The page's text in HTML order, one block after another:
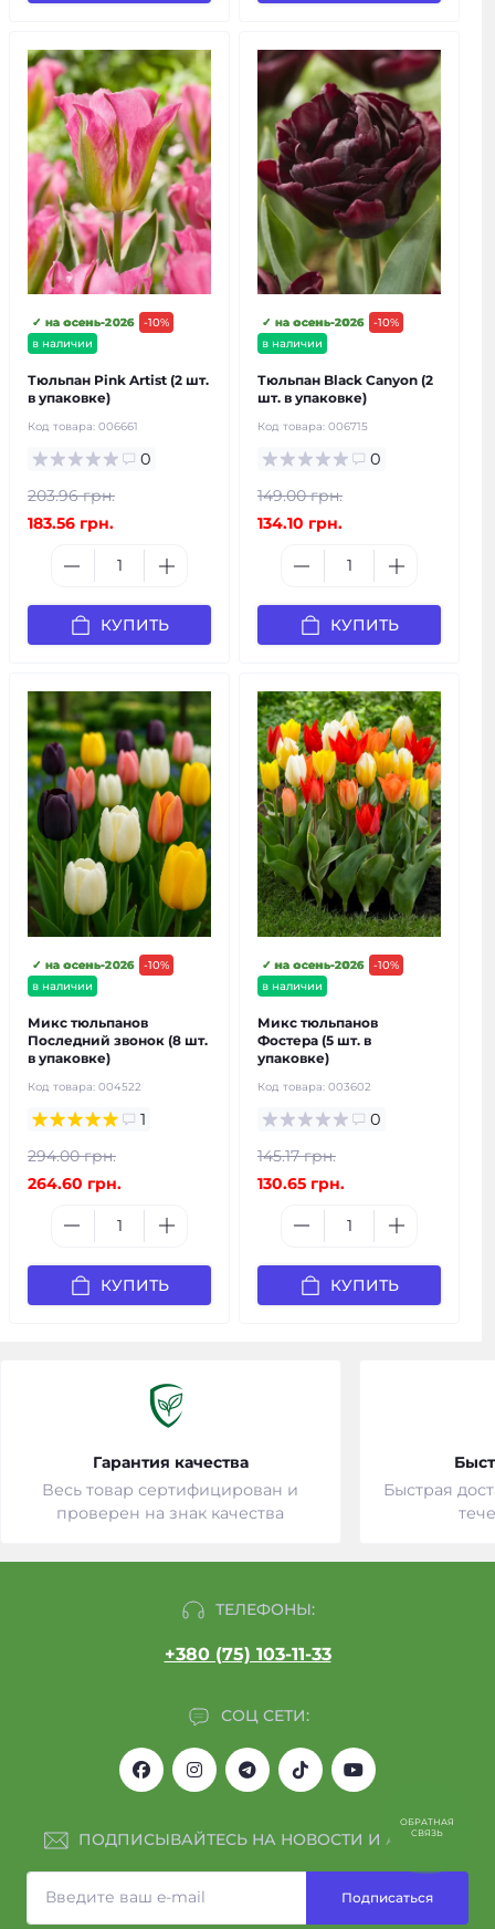
-10%
в наличии
✓ на осень-2026
Тюльпан Pink Artist (2 шт.
в упаковке)
Код товара: 006661
0
203.96 грн.
183.56 грн.
КУПИТЬ
-10%
в наличии
✓ на осень-2026
Тюльпан Black Canyon (2
шт. в упаковке)
Код товара: 006715
0
149.00 грн.
134.10 грн.
КУПИТЬ
-10%
в наличии
✓ на осень-2026
Микс тюльпанов
Последний звонок (8 шт.
в упаковке)
Код товара: 004522
1
294.00 грн.
264.60 грн.
КУПИТЬ
-10%
в наличии
✓ на осень-2026
Микс тюльпанов
Фостера (5 шт. в
упаковке)
Код товара: 003602
0
145.17 грн.
130.65 грн.
КУПИТЬ
Гарантия качества
Весь товар сертифицирован и
проверен на знак качества
Быстрая
ТЕЛЕФОНЫ:
+380 (75) 103-11-33
СОЦ СЕТИ:
ПОДПИСЫВАЙТЕСЬ НА НОВОСТИ И АКЦИИ:
Подписаться
ОБРАТНАЯ
СВЯЗЬ